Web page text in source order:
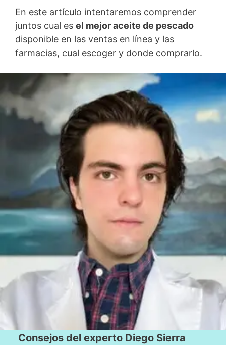
En este artículo intentaremos comprender
juntos cual es el mejor aceite de pescado
disponible en las ventas en línea y las
farmacias, cual escoger y donde comprarlo.
Consejos del experto Diego Sierra